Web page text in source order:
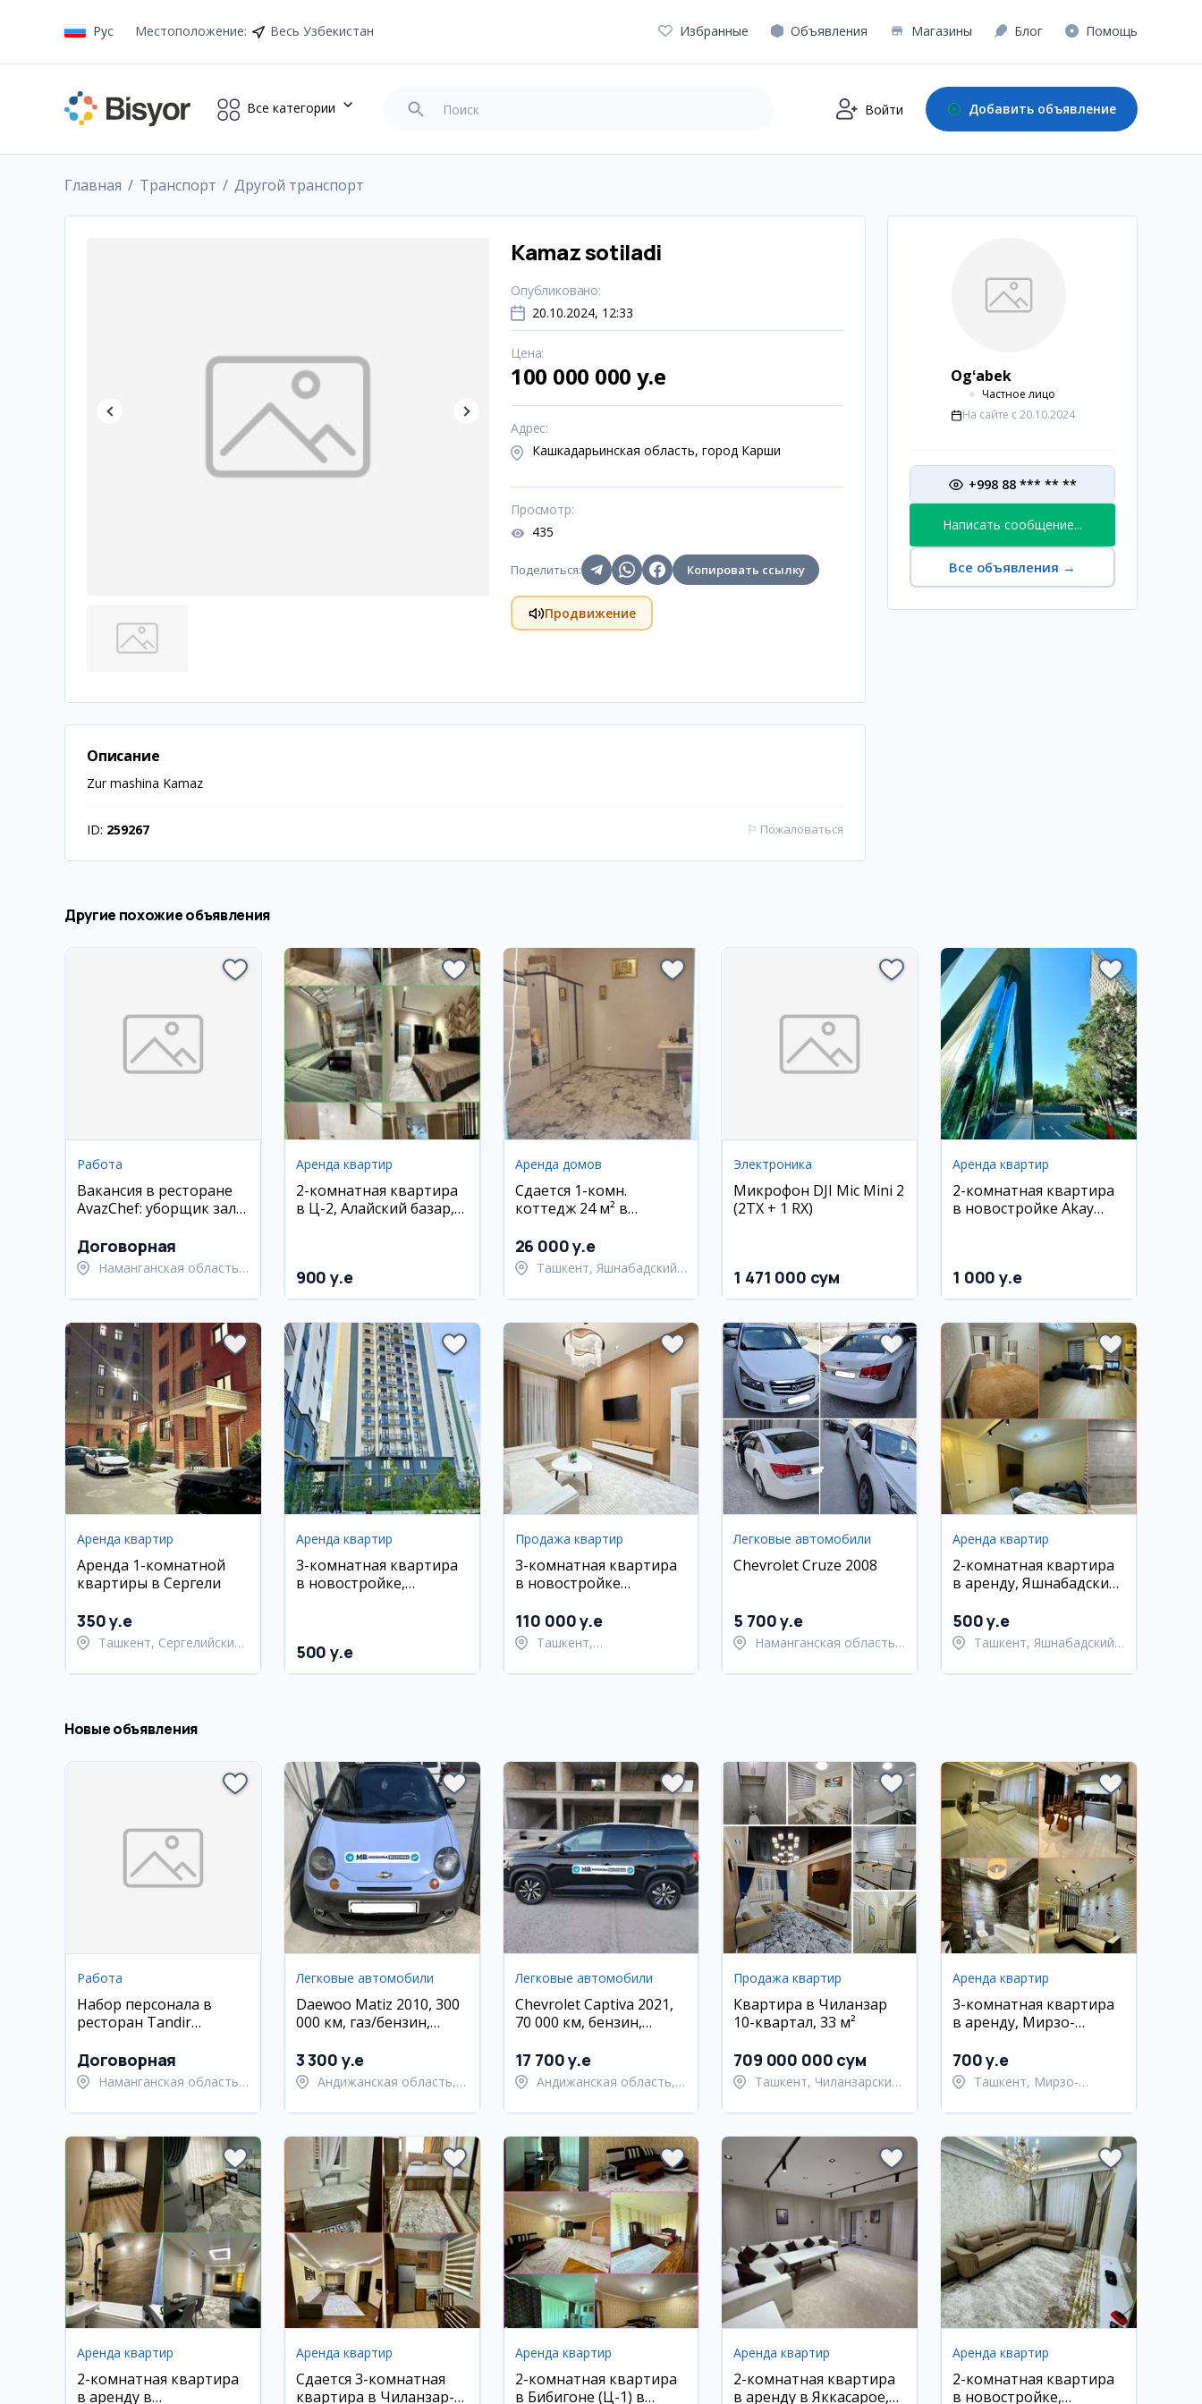
Рус Местоположение: Весь Узбекистан Избранные Объявления Магазины Блог Помощь
Все категории Войти Добавить объявление
Главная Транспорт Другой транспорт
Kamaz sotiladi
Опубликовано:
20.10.2024, 12:33
Цена:
100 000 000 y.e
Адрес:
Кашкадарьинская область, город Карши
Просмотр:
435
Поделиться: Копировать ссылку
Продвижение
Описание
Zur mashina Kamaz
ID: 259267 ⚐ Пожаловаться
Ogʻabek
Частное лицо
На сайте с 20.10.2024
+998 88 *** ** **
Написать сообщение...
Все объявления →
Другие похожие объявления
Работа
Вакансия в ресторане
AvazChef: уборщик зала
Договорная
Наманганская область,
Аренда квартир
2-комнатная квартира
в Ц-2, Алайский базар,
900 y.e
Аренда домов
Сдается 1-комн.
коттедж 24 м² в
26 000 y.e
Ташкент, Яшнабадский
Электроника
Микрофон DJI Mic Mini 2
(2TX + 1 RX)
1 471 000 сум
Аренда квартир
2-комнатная квартира
в новостройке Akay
1 000 y.e
Аренда квартир
Аренда 1-комнатной
квартиры в Сергели
350 y.e
Ташкент, Сергелийский
Аренда квартир
3-комнатная квартира
в новостройке,
500 y.e
Продажа квартир
3-комнатная квартира
в новостройке
Шайхантахурский
район
110 000 y.e
Ташкент,
Легковые автомобили
Chevrolet Cruze 2008
5 700 y.e
Наманганская область,
Аренда квартир
2-комнатная квартира
в аренду, Яшнабадский
500 y.e
Ташкент, Яшнабадский
Новые объявления
Работа
Набор персонала в
ресторан Tandir
Договорная
Наманганская область,
Легковые автомобили
Daewoo Matiz 2010, 300
000 км, газ/бензин,
3 300 y.e
Андижанская область,
Легковые автомобили
Chevrolet Captiva 2021,
70 000 км, бензин,
17 700 y.e
Андижанская область,
Продажа квартир
Квартира в Чиланзар
10-квартал, 33 м²
709 000 000 сум
Ташкент, Чиланзарский
Аренда квартир
3-комнатная квартира
в аренду, Мирзо-
Паркент
700 y.e
Ташкент, Мирзо-
Аренда квартир
2-комнатная квартира
в аренду в
Аренда квартир
Сдается 3-комнатная
квартира в Чиланзар-1,
Аренда квартир
2-комнатная квартира
в Бибигоне (Ц-1) в
Аренда квартир
2-комнатная квартира
в аренду в Яккасарое,
Аренда квартир
2-комнатная квартира
в новостройке,